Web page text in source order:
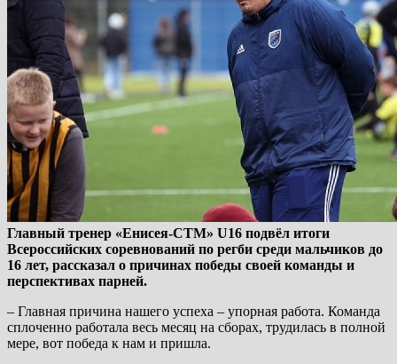
Главный тренер «Енисея-СТМ» U16 подвёл итоги
Всероссийских соревнований по регби среди мальчиков до
16 лет, рассказал о причинах победы своей команды и
перспективах парней.
– Главная причина нашего успеха – упорная работа. Команда
сплоченно работала весь месяц на сборах, трудилась в полной
мере, вот победа к нам и пришла.